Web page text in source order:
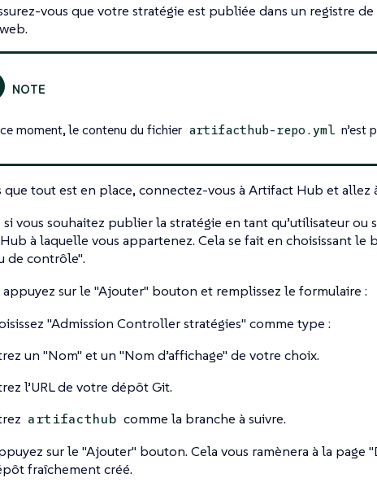
vous que votre stratégie est publiée dans un registre
moment, le contenu du fichier artifacthub-repo.yml n’est
que tout est en place, connectez-vous à Artifact Hub et allez
si vous souhaitez publier la stratégie en tant qu’utilisateur ou
à laquelle vous appartenez. Cela se fait en choisissant le
de contrôle".
appuyez sur le "Ajouter" bouton et remplissez le formulaire :
"Admission Controller stratégies" comme type :
un "Nom" et un "Nom d’affichage" de votre choix.
l’URL de votre dépôt Git.
artifacthub comme la branche à suivre.
sur le "Ajouter" bouton. Cela vous ramènera à la page
fraîchement créé.